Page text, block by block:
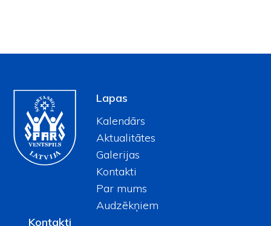
Lapas
Kalendārs
Aktualitātes
Galerijas
Kontakti
Par mums
Audzēkņiem
Kontakti